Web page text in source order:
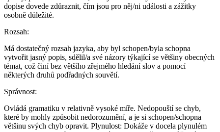
dopise dovede zdůraznit, čím jsou pro něj/ni události a zážitky
osobně důležité.
Rozsah:
Má dostatečný rozsah jazyka, aby byl schopen/byla schopna
vytvořit jasný popis, sdělil/a své názory týkající se většiny obecných
témat, což činí bez většího zřejmého hledání slov a pomocí
některých druhů podřadných souvětí.
Správnost:
Ovládá gramatiku v relativně vysoké míře. Nedopouští se chyb,
které by mohly způsobit nedorozumění, a je si schopen/schopna
většinu svých chyb opravit. Plynulost: Dokáže v docela plynulém